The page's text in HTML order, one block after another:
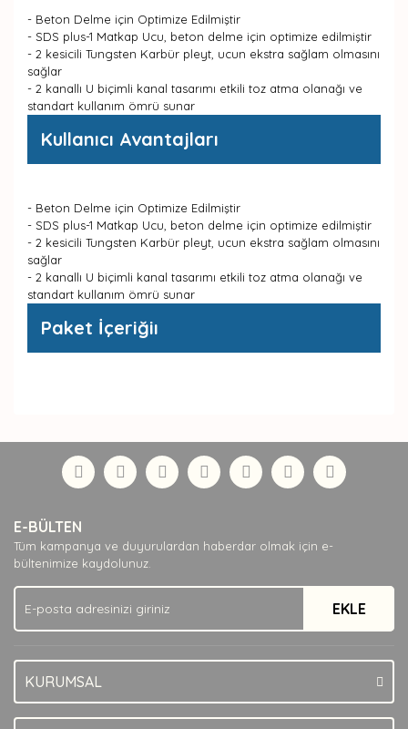
- Beton Delme için Optimize Edilmiştir
- SDS plus-1 Matkap Ucu, beton delme için optimize edilmiştir
- 2 kesicili Tungsten Karbür pleyt, ucun ekstra sağlam olmasını
sağlar
- 2 kanallı U biçimli kanal tasarımı etkili toz atma olanağı ve
standart kullanım ömrü sunar
Kullanıcı Avantajları
- Beton Delme için Optimize Edilmiştir
- SDS plus-1 Matkap Ucu, beton delme için optimize edilmiştir
- 2 kesicili Tungsten Karbür pleyt, ucun ekstra sağlam olmasını
sağlar
- 2 kanallı U biçimli kanal tasarımı etkili toz atma olanağı ve
standart kullanım ömrü sunar
Paket İçeriğiı
Yorum Yaz
formunu kullanarak tarafımıza iletebilirsiniz.
Görüş ve önerileriniz için teşekkür ederiz.
Ürün açıklamasında eksik bilgiler bulunuyor.
Ürün bilgilerinde hatalar bulunuyor.
Ürün fiyatı diğer sitelerden daha pahalı.
Bu ürüne benzer farklı alternatifler olmalı.
E-BÜLTEN
Tüm kampanya ve duyurulardan haberdar olmak için e-
bültenimize kaydolunuz.
EKLE
KURUMSAL